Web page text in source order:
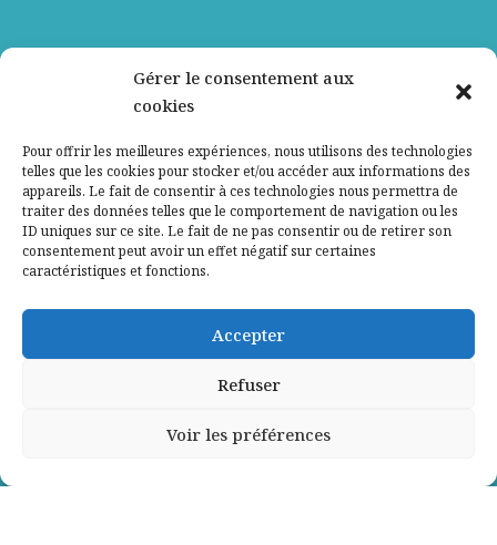
Gérer le consentement aux
cookies
Pour offrir les meilleures expériences, nous utilisons des technologies
telles que les cookies pour stocker et/ou accéder aux informations des
appareils. Le fait de consentir à ces technologies nous permettra de
traiter des données telles que le comportement de navigation ou les
ID uniques sur ce site. Le fait de ne pas consentir ou de retirer son
consentement peut avoir un effet négatif sur certaines
caractéristiques et fonctions.
Accepter
Refuser
Voir les préférences
Nos partenaires
Contactez-nous
Mentions légales